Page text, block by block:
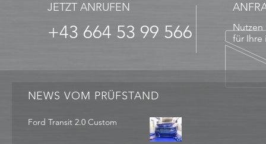
JETZT ANRUFEN
+43 664 53 99 566
Nutzen
für
NEWS VOM PRÜFSTAND
Ford Transit 2.0 Custom